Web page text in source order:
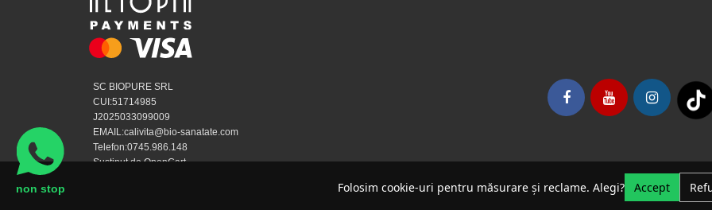
SC BIOPURE SRL
CUI:51714985
J2025033099009
EMAIL:calivita@bio-sanatate.com
Telefon:0745.986.148
Susținut de OpenCart
Folosim cookie-uri pentru măsurare și reclame. Alegi? Accept
non stop